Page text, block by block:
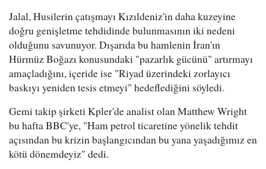
Jalal, Husilerin çatışmayı Kızıldeniz'in daha kuzeyine
doğru genişletme tehdidinde bulunmasının iki nedeni
olduğunu savunuyor. Dışarıda bu hamlenin İran'ın
Hürmüz Boğazı konusundaki "pazarlık gücünü" artırmayı
amaçladığını, içeride ise "Riyad üzerindeki zorlayıcı
baskıyı yeniden tesis etmeyi" hedeflediğini söyledi.
Gemi takip şirketi Kpler'de analist olan Matthew Wright
bu hafta BBC'ye, "Ham petrol ticaretine yönelik tehdit
açısından bu krizin başlangıcından bu yana yaşadığımız en
kötü dönemdeyiz" dedi.